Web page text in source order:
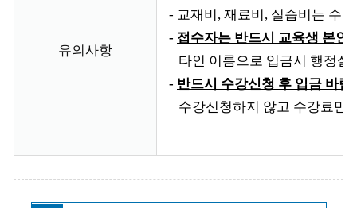
유의사항
- 교재비, 재료비, 실습비는 수
- 접수자는 반드시 교육생 본인
타인 이름으로 입금시 행정실
- 반드시 수강신청 후 입금 바람.
수강신청하지 않고 수강료만